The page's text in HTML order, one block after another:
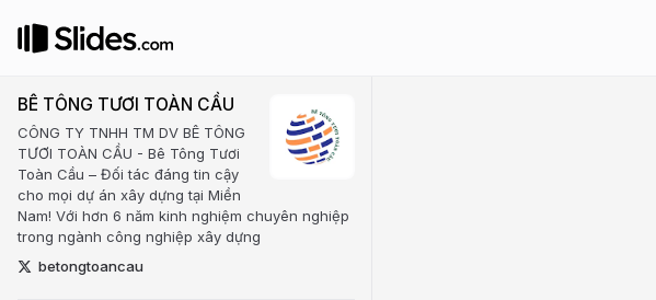
BÊ TÔNG TƯƠI TOÀN CẦU
CÔNG TY TNHH TM DV BÊ TÔNG
TƯƠI TOÀN CẦU - Bê Tông Tươi
Toàn Cầu – Đối tác đáng tin cậy
cho mọi dự án xây dựng tại Miền
Nam! Với hơn 6 năm kinh nghiệm chuyên nghiệp
trong ngành công nghiệp xây dựng
betongtoancau